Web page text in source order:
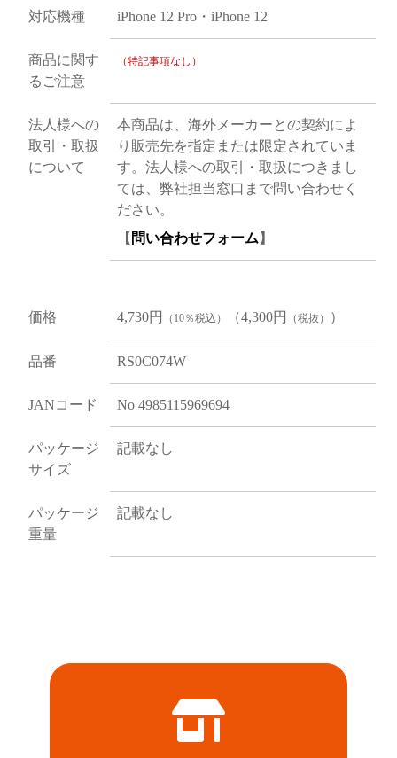
対応機種 iPhone 12 Pro・iPhone 12
商品に関す
るご注意
（特記事項なし）
法人様への
取引・取扱
について
本商品は、海外メーカーとの契約によ
り販売先を指定または限定されていま
す。法人様への取引・取扱につきまし
ては、弊社担当窓口まで問い合わせく
ださい。
【 問い合わせフォーム】
価格 4,730円 （10％税込） （4,300円 （税抜） ）
品番 RS0C074W
JANコード No 4985115969694
パッケージ
サイズ
記載なし
パッケージ
重量
記載なし